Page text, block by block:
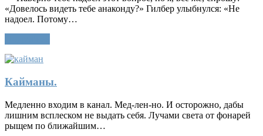
«Довелось видеть тебе анаконду?» Гилбер улыбнулся: «Не
надоел. Потому…
Кайманы.
Медленно входим в канал. Мед-лен-но. И осторожно, дабы
лишним всплеском не выдать себя. Лучами света от фонарей
рыщем по ближайшим…